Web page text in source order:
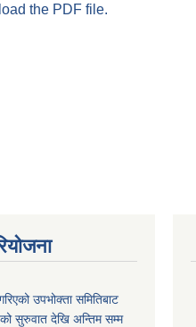
the PDF file.
उपभोक्ता समितिबाट
सुरुवात देखि अन्तिम सम्म